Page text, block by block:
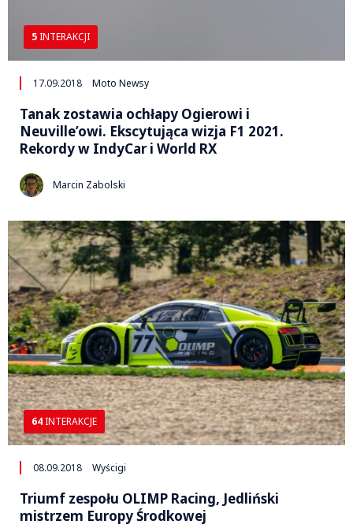
5 INTERAKCJI
17.09.2018 Moto Newsy
Tanak zostawia ochłapy Ogierowi i
Neuville’owi. Ekscytująca wizja F1 2021.
Rekordy w IndyCar i World RX
Marcin Zabolski
64 INTERAKCJE
08.09.2018 Wyścigi
Triumf zespołu OLIMP Racing, Jedliński
mistrzem Europy Środkowej